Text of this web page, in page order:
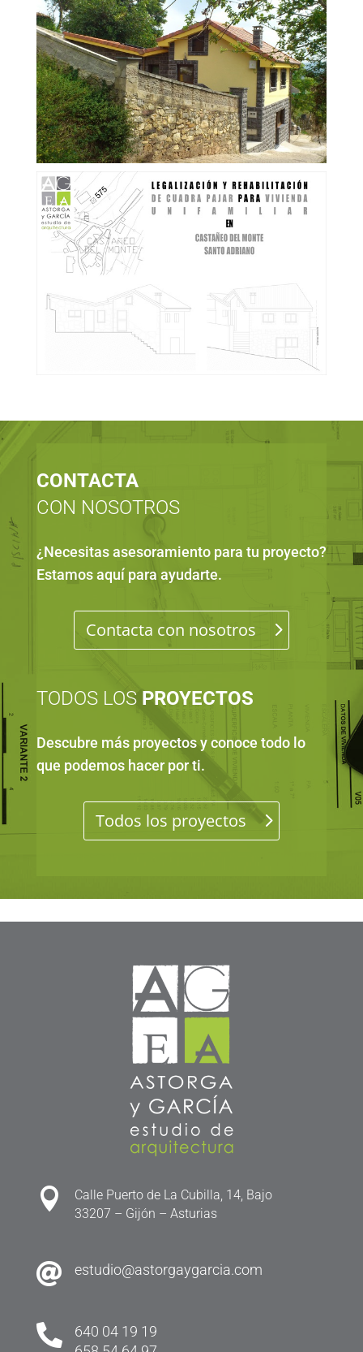
CONTACTA
CON NOSOTROS
¿Necesitas asesoramiento para tu proyecto?
Estamos aquí para ayudarte.
Contacta con nosotros
TODOS LOSPROYECTOS
Descubre más proyectos y conoce todo lo
que podemos hacer por ti.
Todos los proyectos

Calle Puerto de La Cubilla, 14, Bajo
33207 – Gijón – Asturias
 estudio@astorgaygarcia.com

640 04 19 19